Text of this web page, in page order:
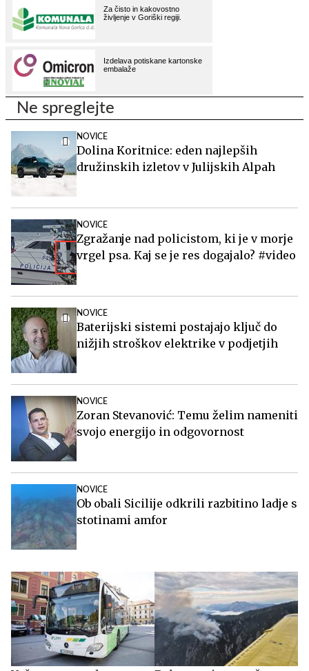
Ne spreglejte
NOVICE
Dolina Koritnice: eden najlepših
družinskih izletov v Julijskih Alpah
NOVICE
Zgražanje nad policistom, ki je v morje
vrgel psa. Kaj se je res dogajalo? #video
NOVICE
Baterijski sistemi postajajo ključ do
nižjih stroškov elektrike v podjetjih
NOVICE
Zoran Stevanović: Temu želim nameniti
svojo energijo in odgovornost
NOVICE
Ob obali Sicilije odkrili razbitino ladje s
stotinami amfor